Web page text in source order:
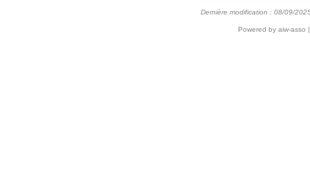
Dernière modification : 08/09/
Powered by aiw-asso